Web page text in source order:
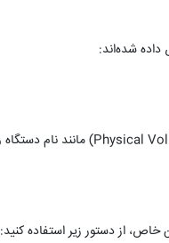
از دستور زیر استفاده کنید: